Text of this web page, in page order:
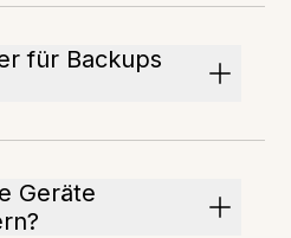
für Backups
Geräte